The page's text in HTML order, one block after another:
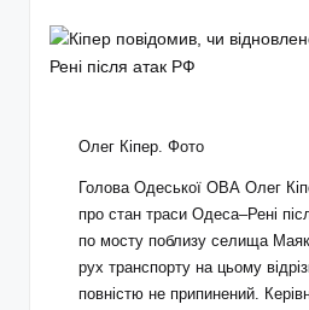
Олег Кіпер. Фото
Голова Одеської ОВА Олег
про стан траси Одеса–Рені
по мосту поблизу селища
рух транспорту на цьому
повністю не припинений.